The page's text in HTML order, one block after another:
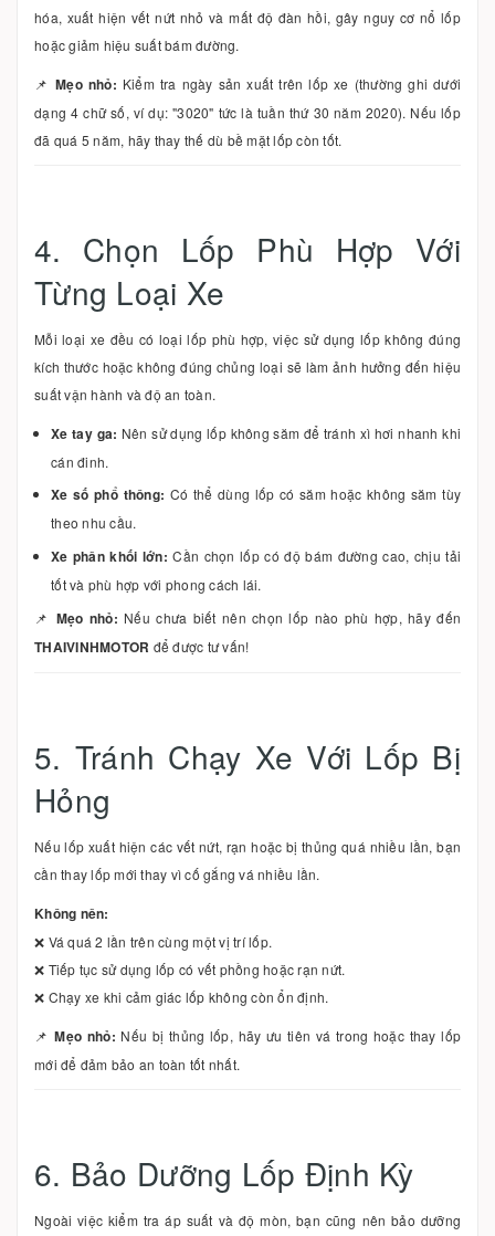
hóa, xuất hiện vết nứt nhỏ và mất độ đàn hồi, gây nguy cơ nổ lốp
hoặc giảm hiệu suất bám đường.
📌 Mẹo nhỏ: Kiểm tra ngày sản xuất trên lốp xe (thường ghi dưới
dạng 4 chữ số, ví dụ: "3020" tức là tuần thứ 30 năm 2020). Nếu lốp
đã quá 5 năm, hãy thay thế dù bề mặt lốp còn tốt.
4. Chọn Lốp Phù Hợp Với
Từng Loại Xe
Mỗi loại xe đều có loại lốp phù hợp, việc sử dụng lốp không đúng
kích thước hoặc không đúng chủng loại sẽ làm ảnh hưởng đến hiệu
suất vận hành và độ an toàn.
Xe tay ga: Nên sử dụng lốp không săm để tránh xì hơi nhanh khi
cán đinh.
Xe số phổ thông: Có thể dùng lốp có săm hoặc không săm tùy
theo nhu cầu.
Xe phân khối lớn: Cần chọn lốp có độ bám đường cao, chịu tải
tốt và phù hợp với phong cách lái.
📌 Mẹo nhỏ: Nếu chưa biết nên chọn lốp nào phù hợp, hãy đến
THAIVINHMOTOR để được tư vấn!
5. Tránh Chạy Xe Với Lốp Bị
Hỏng
Nếu lốp xuất hiện các vết nứt, rạn hoặc bị thủng quá nhiều lần, bạn
cần thay lốp mới thay vì cố gắng vá nhiều lần.
Không nên:
❌ Vá quá 2 lần trên cùng một vị trí lốp.
❌ Tiếp tục sử dụng lốp có vết phồng hoặc rạn nứt.
❌ Chạy xe khi cảm giác lốp không còn ổn định.
📌Mẹo nhỏ: Nếu bị thủng lốp, hãy ưu tiên vá trong hoặc thay lốp
mới để đảm bảo an toàn tốt nhất.
6. Bảo Dưỡng Lốp Định Kỳ
Ngoài việc kiểm tra áp suất và độ mòn, bạn cũng nên bảo dưỡng